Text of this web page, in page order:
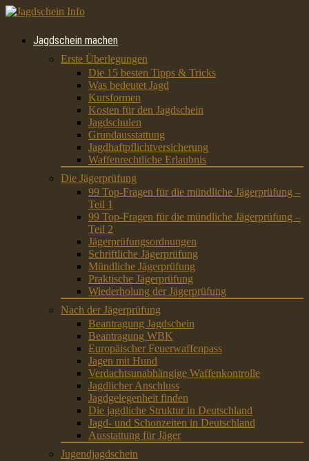
Jagdschein machen
Erste Überlegungen
Die 15 besten Tipps & Tricks
Was bedeutet Jagd
Kursformen
Kosten für den Jagdschein
Jagdschulen
Grundausstattung
Jagdhaftpflichtversicherung
Waffenrechtliche Erlaubnis
Die Jägerprüfung
99 Top-Fragen für die mündliche Jägerprüfung –
Teil 1
99 Top-Fragen für die mündliche Jägerprüfung –
Teil 2
Jägerprüfungsordnungen
Schriftliche Jägerprüfung
Mündliche Jägerprüfung
Praktische Jägerprüfung
Wiederholung der Jägerprüfung
Nach der Jägerprüfung
Beantragung Jagdschein
Beantragung WBK
Europäischer Feuerwaffenpass
Jagen mit Hund
Verdachtsunabhängige Waffenkontrolle
Jagdlicher Anschluss
Jagdgelegenheit finden
Die jagdliche Struktur in Deutschland
Jagd- und Schonzeiten in Deutschland
Ausstattung für Jäger
Jugendjagdschein